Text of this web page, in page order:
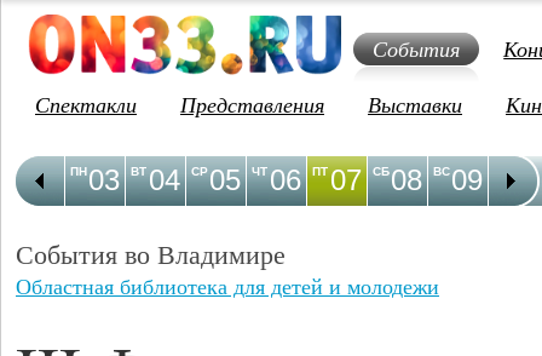
События
Спектакли
Представления Выставки
03
ПН 04
ВТ 05
СР 06
ЧТ 07
ПТ 08
СБ 09
ВС 10
ПН
События во Владимире
Областная библиотека для детей и молодежи